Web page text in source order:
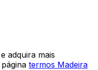
adquira mais
termos Madeira